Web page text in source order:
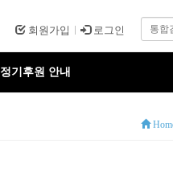
회원가입 로그인
정기후원 안내